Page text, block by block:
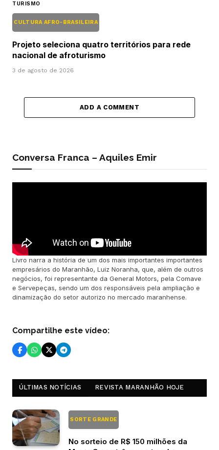
TURISMO
CULTURA AFRO-BRASILEIRA
Projeto seleciona quatro territórios para rede
nacional de afroturismo
3 de agosto de 2026
ADD A COMMENT
Conversa Franca – Aquiles Emir
Livro narra a história de um dos mais importantes importantes
empresários do Maranhão, Luiz Noranha, que, além de outros
negócios, foi representante da General Motors, pela Comave
e Servepeças, sendo um dos responsáveis pela ampliação e
dinamização do setor autorizo no mercado maranhense.
Compartilhe este vídeo:
ÚLTIMAS NOTÍCIAS REVISTA MARANHÃO HOJE
SORTE GRANDE
No sorteio de R$ 150 milhões da